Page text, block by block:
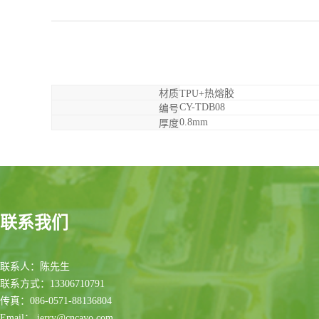
材质TPU+热熔胶
编号CY-TDB08
厚度0.8mm
联系我们
联系人：陈先生
联系方式：13306710791
传真：086-0571-88136804